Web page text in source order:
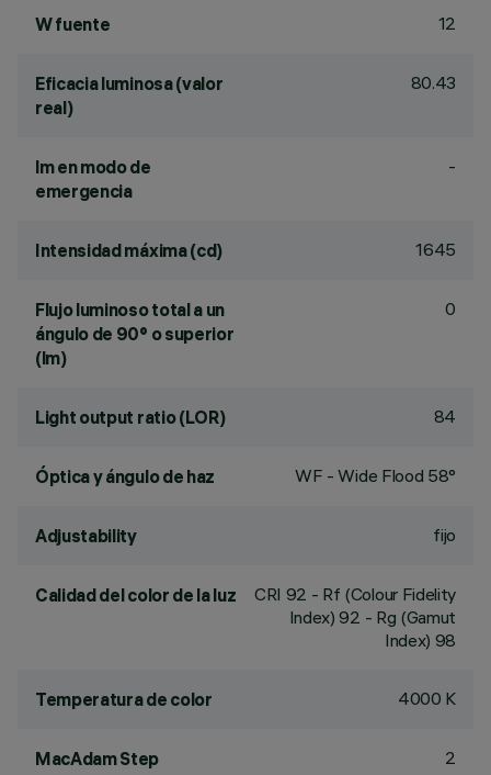
W fuente 12
Eficacia luminosa (valor
real)
80.43
lm en modo de
emergencia
-
Intensidad máxima (cd) 1645
Flujo luminoso total a un
ángulo de 90° o superior
(lm)
0
Light output ratio (LOR) 84
Óptica y ángulo de haz WF - Wide Flood 58°
Adjustability fijo
Calidad del color de la luz CRI 92 - Rf (Colour Fidelity
Index) 92 - Rg (Gamut
Index) 98
Temperatura de color 4000 K
MacAdam Step 2